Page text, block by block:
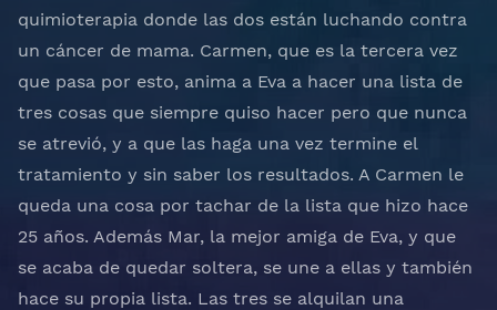
quimioterapia donde las dos están luchando contra
un cáncer de mama. Carmen, que es la tercera vez
que pasa por esto, anima a Eva a hacer una lista de
tres cosas que siempre quiso hacer pero que nunca
se atrevió, y a que las haga una vez termine el
tratamiento y sin saber los resultados. A Carmen le
queda una cosa por tachar de la lista que hizo hace
25 años. Además Mar, la mejor amiga de Eva, y que
se acaba de quedar soltera, se une a ellas y también
hace su propia lista. Las tres se alquilan una